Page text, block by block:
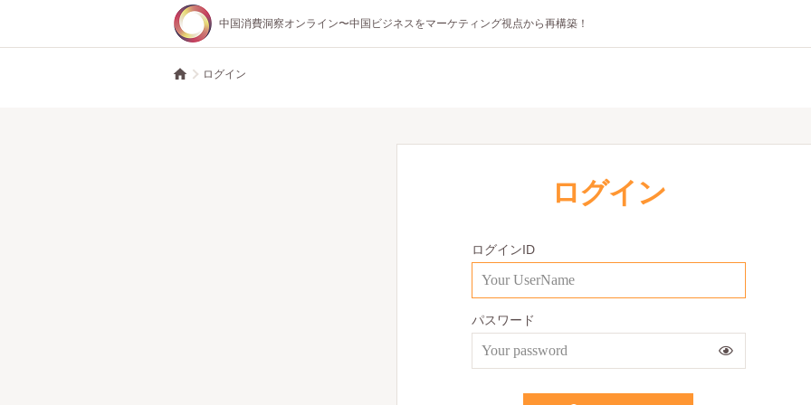
中国消費洞察オンライン〜中国ビジネスをマーケティング視点から再構築！
ログイン
ログイン
ログインID
パスワード